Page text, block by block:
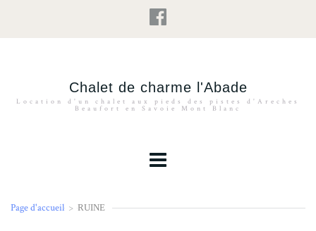
Chalet de charme l'Abade
Location d'un chalet aux pieds des pistes d'Areches
Beaufort en Savoie Mont Blanc
Page d'accueil > RUINE